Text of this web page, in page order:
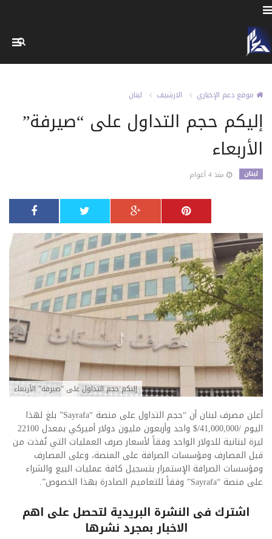
موقع دعم الإخباري الارشيف لبنان
إليكم حجم التداول على “صيرفة”
الأربعاء
لبنان منذ 4 أعوام
إليكم حجم التداول على “صيرفة” الأربعاء
أعلن مصرف لبنان أن “حجم التداول على منصة “Sayrafa” بلغ لهذا
اليوم /41,000,000/$ واحد وأربعون مليون دولار أميركي بمعدل 22100
ليرة لبنانية للدولار الواحد وفقاً لأسعار صرف العمليات التي نُفذت من
قبل المصارف ومؤسسات الصرافة على المنصة، وعلى المصارف
ومؤسسات الصرافة الإستمرار بتسجيل كافة عمليات البيع والشراء
على منصة “Sayrafa” وفقاً للتعاميم الصادرة بهذا الخصوص”.
اشترك فى النشرة البريدية لتحصل على اهم
الاخبار بمجرد نشرها